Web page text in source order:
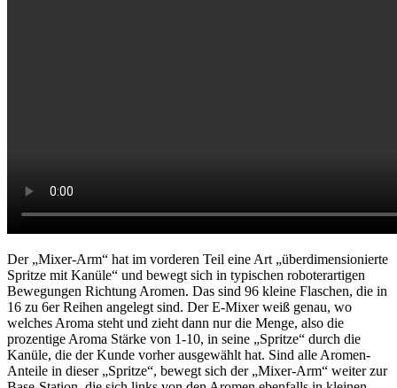
Der „Mixer-Arm“ hat im vorderen Teil eine Art „überdimensionierte
Spritze mit Kanüle“ und bewegt sich in typischen roboterartigen
Bewegungen Richtung Aromen. Das sind 96 kleine Flaschen, die in
16 zu 6er Reihen angelegt sind. Der E-Mixer weiß genau, wo
welches Aroma steht und zieht dann nur die Menge, also die
prozentige Aroma Stärke von 1-10, in seine „Spritze“ durch die
Kanüle, die der Kunde vorher ausgewählt hat. Sind alle Aromen-
Anteile in dieser „Spritze“, bewegt sich der „Mixer-Arm“ weiter zur